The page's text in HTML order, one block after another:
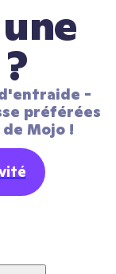
-
préférées
Mojo !